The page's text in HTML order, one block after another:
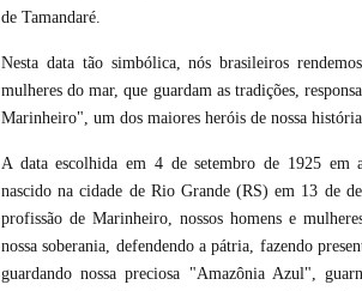
de Tamandaré.
Nesta data tão simbólica, nós brasileiros
mulheres do mar, que guardam as tradições,
Marinheiro", um dos maiores heróis de nossa
A data escolhida em 4 de setembro de 1925 em
nascido na cidade de Rio Grande (RS) em 13 de
profissão de Marinheiro, nossos homens e
nossa soberania, defendendo a pátria, fazendo
guardando nossa preciosa "Amazônia Azul",